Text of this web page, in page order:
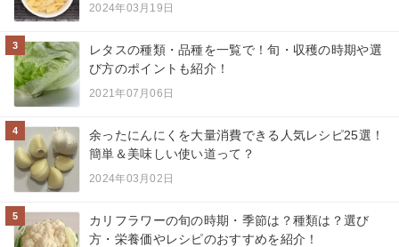
2024年03月19日
3
レタスの種類・品種を一覧で！旬・収穫の時期や選
び方のポイントも紹介！
2021年07月06日
4
余ったにんにくを大量消費できる人気レシピ25選！
簡単＆美味しい使い道って？
2024年03月02日
5
カリフラワーの旬の時期・季節は？種類は？選び
方・栄養価やレシピのおすすめを紹介！